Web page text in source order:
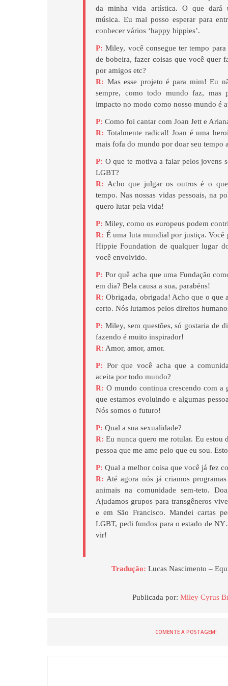
da minha vida artística. O que dará
música. Eu mal posso esperar para
conhecer vários ‘happy hippies’.
P: Miley, você consegue ter tempo
de bobeira, fazer coisas que você quer
por amigos etc?
R: Mas esse projeto é para mim! Eu
sempre, como todo mundo faz, mas
impacto no modo como nosso mundo é
P: Como foi cantar com Joan Jett e
R: Totalmente radical! Joan é uma
mais fofa do mundo por doar seu tempo
P: O que te motiva a falar pelos jovens
LGBT?
R: Acho que julgar os outros é o
tempo. Nas nossas vidas pessoais, na
quero lutar pela vida!
P: Miley, como os europeus podem
R: É uma luta mundial por justiça. Você
Hippie Foundation de qualquer lugar
você envolvido.
P: Por quê acha que uma Fundação
em dia? Bela causa a sua, parabéns!
R: Obrigada, obrigada! Acho que o que
certo. Nós lutamos pelos direitos
P: Miley, sem questões, só gostaria de
fazendo é muito inspirador!
R: Amor, amor, amor.
P: Por que você acha que a
aceita por todo mundo?
R: O mundo continua crescendo com
que estamos evoluindo e algumas
Nós somos o futuro!
P: Qual a sua sexualidade?
R: Eu nunca quero me rotular. Eu estou
pessoa que me ame pelo que eu sou.
P: Qual a melhor coisa que você já fez
R: Até agora nós já criamos
animais na comunidade sem-teto.
Ajudamos grupos para transgêneros
e em São Francisco. Mandei cartas
LGBT, pedi fundos para o estado de
vir!
Tradução: Lucas Nascimento –
Publicada por:Miley Cyrus
COMENTE A POSTAGEM!